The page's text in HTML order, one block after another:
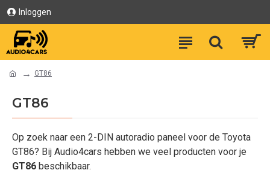
Inloggen
GT86
GT86
Op zoek naar een 2-DIN autoradio paneel voor de Toyota
GT86? Bij Audio4cars hebben we veel producten voor je
GT86 beschikbaar.